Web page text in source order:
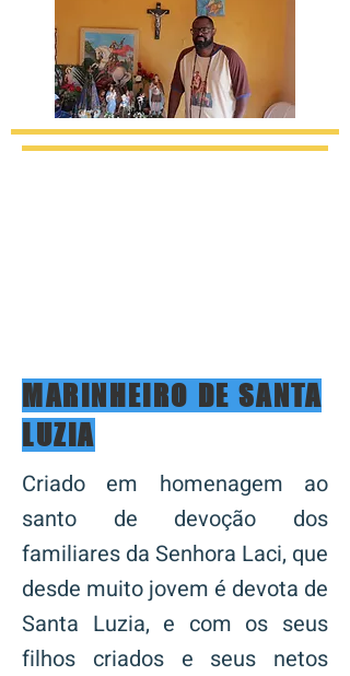
MARINHEIRO DE SANTA
LUZIA
Criado em homenagem ao
santo de devoção dos
familiares da Senhora Laci, que
desde muito jovem é devota de
Santa Luzia, e com os seus
filhos criados e seus netos